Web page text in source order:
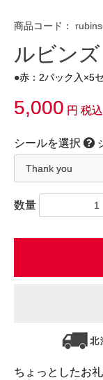
商品コード：
ルビン
●赤：2パック入×5
5,000 円 税込
シールを選択
数量
ちょっとしたお